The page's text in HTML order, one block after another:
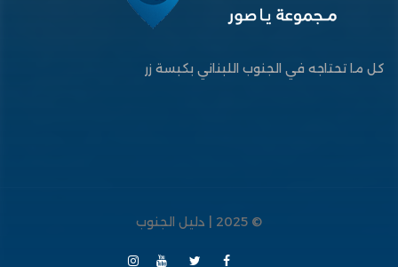
كل ما تحتاجه في الجنوب اللبناني بكبسة زر
© 2025 | دليل الجنوب